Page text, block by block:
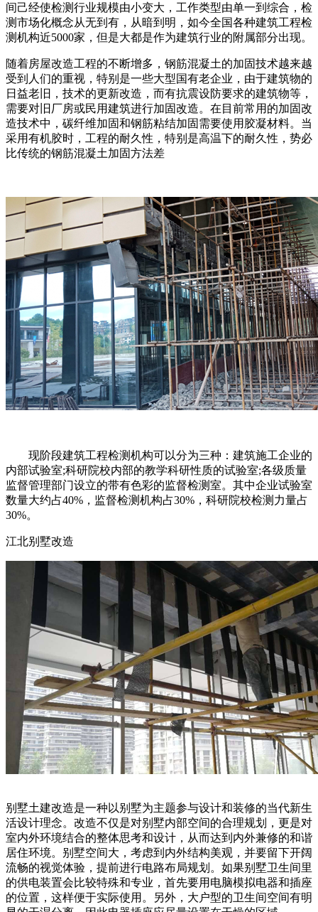
间己经使检测行业规模由小变大，工作类型由单一到综合，检
测市场化概念从无到有，从暗到明，如今全国各种建筑工程检
测机构近5000家，但是大都是作为建筑行业的附属部分出现。
随着房屋改造工程的不断增多，钢筋混凝土的加固技术越来越
受到人们的重视，特别是一些大型国有老企业，由于建筑物的
日益老旧，技术的更新改造，而有抗震设防要求的建筑物等，
需要对旧厂房或民用建筑进行加固改造。在目前常用的加固改
造技术中，碳纤维加固和钢筋粘结加固需要使用胶凝材料。当
采用有机胶时，工程的耐久性，特别是高温下的耐久性，势必
比传统的钢筋混凝土加固方法差
现阶段建筑工程检测机构可以分为三种：建筑施工企业的
内部试验室;科研院校内部的教学科研性质的试验室;各级质量
监督管理部门设立的带有色彩的监督检测室。其中企业试验室
数量大约占40%，监督检测机构占30%，科研院校检测力量占
30%。
江北别墅改造
别墅土建改造是一种以别墅为主题参与设计和装修的当代新生
活设计理念。改造不仅是对别墅内部空间的合理规划，更是对
室内外环境结合的整体思考和设计，从而达到内外兼修的和谐
居住环境。别墅空间大，考虑到内外结构美观，并要留下开阔
流畅的视觉体验，提前进行电路布局规划。如果别墅卫生间里
的供电装置会比较特殊和专业，首先要用电脑模拟电器和插座
的位置，这样便于实际使用。另外，大户型的卫生间空间有明